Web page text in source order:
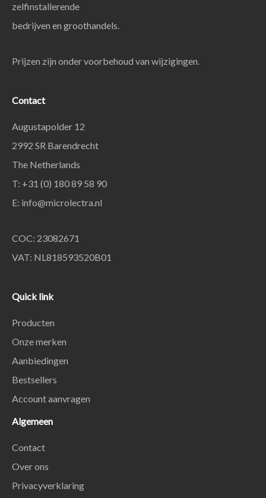
zelfinstallerende
bedrijven en groothandels.
Prijzen zijn onder voorbehoud van wijzigingen.
Contact
Augustapolder 12
2992 SR Barendrecht
The Netherlands
T: +31 (0) 180 89 58 90
E: info@microlectra.nl
COC: 23082671
VAT: NL818593520B01
Quick link
Producten
Onze merken
Aanbiedingen
Bestsellers
Account aanvragen
Algemeen
Contact
Over ons
Privacyverklaring